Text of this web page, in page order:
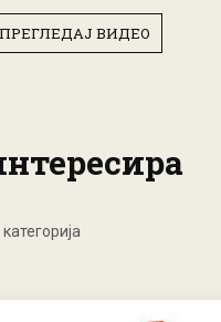
ПРЕГЛЕДАЈ ВИДЕО